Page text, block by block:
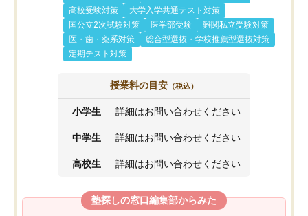
高校受験対策
大学入学共通テスト対策
国公立2次試験対策
医学部受験
難関私立受験対策
医・歯・薬系対策
総合型選抜・学校推薦型選抜対策
定期テスト対策
授業料の目安 （税込）
小学生 詳細はお問い合わせください
中学生 詳細はお問い合わせください
高校生 詳細はお問い合わせください
塾探しの窓口編集部からみた